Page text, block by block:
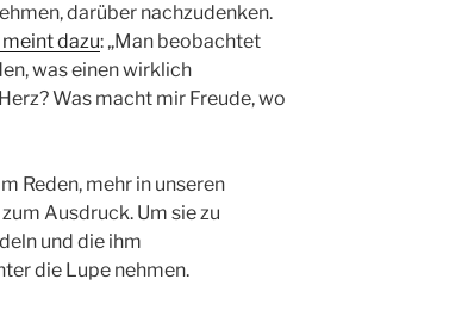
darüber nachzudenken.
dazu: „Man beobachtet
was einen wirklich
Was macht mir Freude, wo
Reden, mehr in unseren
Ausdruck. Um sie zu
und die ihm
die Lupe nehmen.